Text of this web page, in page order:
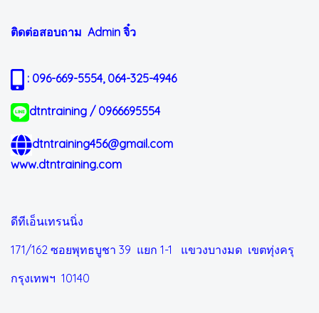
ติดต่อสอบถาม Admin จิ๋ว
: 096-669-5554, 064-325-4946
dtntraining / 0966695554
dtntraining456@gmail.com
www.dtntraining.com
ดีทีเอ็นเทรนนิ่ง
171/162 ซอยพุทธบูชา 39 แยก 1-1 แขวงบางมด เขตทุ่งครุ
กรุงเทพฯ 10140